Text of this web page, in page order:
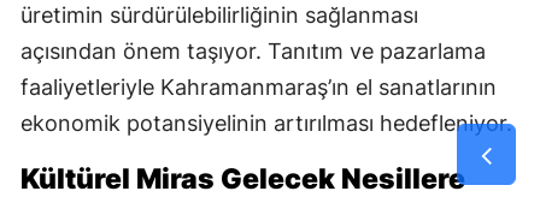
üretimin sürdürülebilirliğinin sağlanması
açısından önem taşıyor. Tanıtım ve pazarlama
faaliyetleriyle Kahramanmaraş’ın el sanatlarının
ekonomik potansiyelinin artırılması hedefleniyor.
Kültürel Miras Gelecek Nesillere